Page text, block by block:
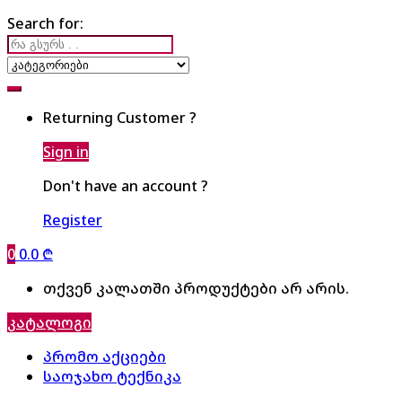
Search for:
Returning Customer ?
Sign in
Don't have an account ?
Register
0 0.0 ₾
თქვენ კალათში პროდუქტები არ არის.
კატალოგი
პრომო აქციები
საოჯახო ტექნიკა